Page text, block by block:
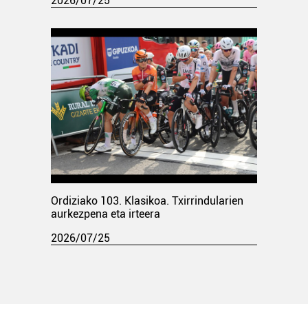
Ordiziako 103. Klasikoa. Txirrindularien
aurkezpena eta irteera
2026/07/25